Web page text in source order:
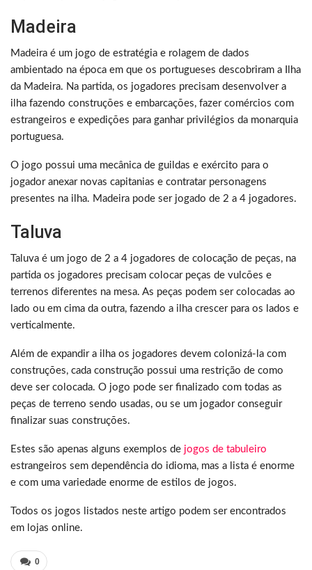
Madeira
Madeira é um jogo de estratégia e rolagem de dados
ambientado na época em que os portugueses descobriram a Ilha
da Madeira. Na partida, os jogadores precisam desenvolver a
ilha fazendo construções e embarcações, fazer comércios com
estrangeiros e expedições para ganhar privilégios da monarquia
portuguesa.
O jogo possui uma mecânica de guildas e exército para o
jogador anexar novas capitanias e contratar personagens
presentes na ilha. Madeira pode ser jogado de 2 a 4 jogadores.
Taluva
Taluva é um jogo de 2 a 4 jogadores de colocação de peças, na
partida os jogadores precisam colocar peças de vulcões e
terrenos diferentes na mesa. As peças podem ser colocadas ao
lado ou em cima da outra, fazendo a ilha crescer para os lados e
verticalmente.
Além de expandir a ilha os jogadores devem colonizá-la com
construções, cada construção possui uma restrição de como
deve ser colocada. O jogo pode ser finalizado com todas as
peças de terreno sendo usadas, ou se um jogador conseguir
finalizar suas construções.
Estes são apenas alguns exemplos de jogos de tabuleiro
estrangeiros sem dependência do idioma, mas a lista é enorme
e com uma variedade enorme de estilos de jogos.
Todos os jogos listados neste artigo podem ser encontrados
em lojas online.
0